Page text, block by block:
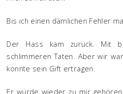
Bis ich einen dämlichen Fehler
Der Hass kam zurück. Mit
schlimmeren Taten. Aber wir
konnte sein Gift ertragen.
Er würde wieder zu mir